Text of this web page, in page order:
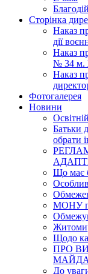
Сторінка
Наказ
дії
Наказ
№ 34 м.
Наказ
Фотогалерея
Новини
Батьки
обрати
Що має
МОНУ
Щодо
ПРО
До